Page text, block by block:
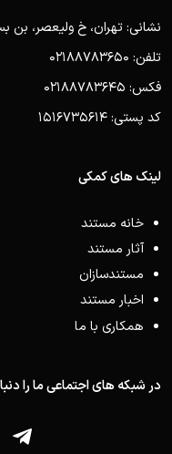
نشانی: تهران، خ ولیعصر، بن
تلفن: 02188783650
فکس: 02188783645
کد پستی: 1516735614
لینک های کمکی
خانه مستند
آثار مستند
مستندسازان
اخبار مستند
همکاری با ما
در شبکه های اجتماعی ما را